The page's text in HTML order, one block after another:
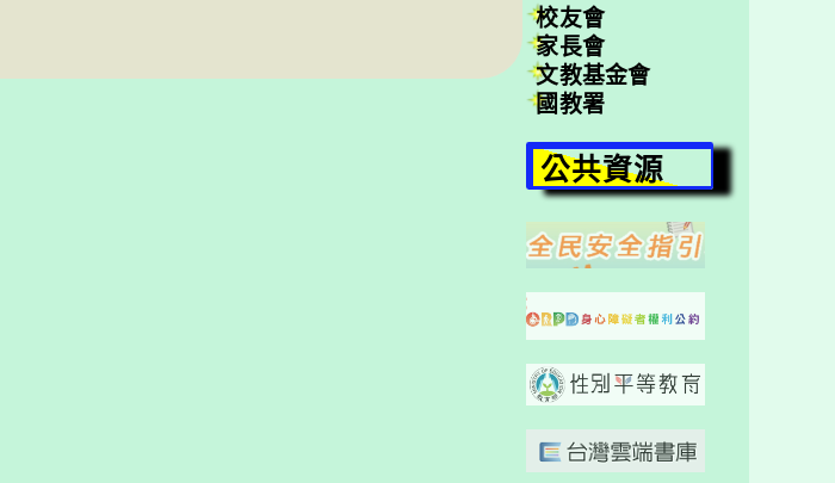
校友會
家長會
文教基金會
國教署
公共資源